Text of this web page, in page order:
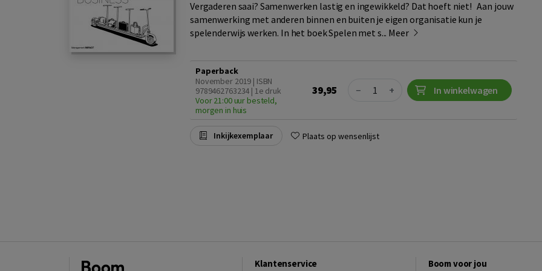
Vergaderen saai? Samenwerken lastig en ingewikkeld? Dat hoeft niet! Aan jouw
samenwerking met anderen binnen en buiten je eigen organisatie kun je
spelenderwijs werken. In het boek Spelen met s... Meer
Paperback
November 2019 | ISBN
9789462763234 | 1e druk
Voor 21:00 uur besteld,
morgen in huis
39,95 Quantity
− + In winkelwagen
Inkijkexemplaar Plaats op wensenlijst
Klantenservice Boom voor jou